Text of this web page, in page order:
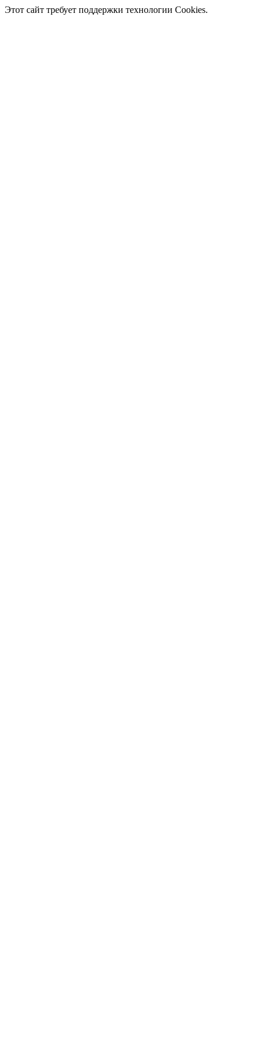
Этот сайт требует поддержки технологии Cookies.